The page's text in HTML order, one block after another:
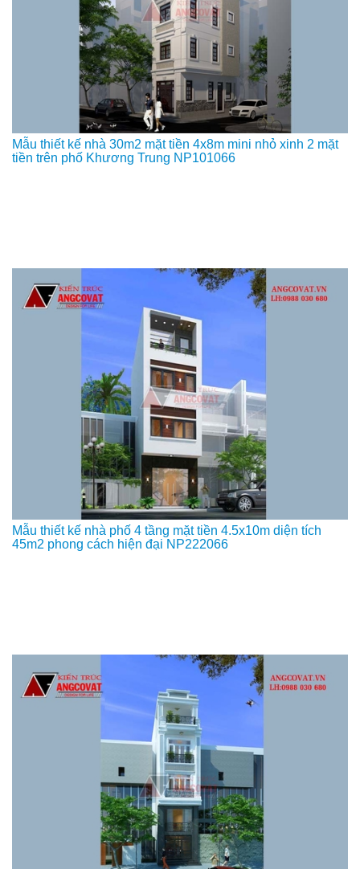
Mẫu thiết kế nhà 30m2 mặt tiền 4x8m mini nhỏ xinh 2 mặt
tiền trên phố Khương Trung NP101066
Mẫu thiết kế nhà phố 4 tầng mặt tiền 4.5x10m diện tích
45m2 phong cách hiện đại NP222066